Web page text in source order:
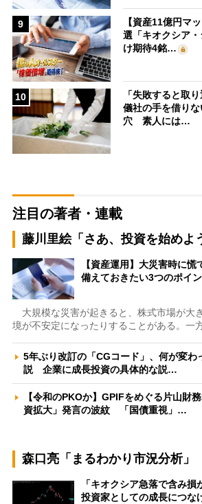
9
【資産11億円マ
選「キオクシア
け期待4銘…
10
「失敗すると取
儀社の手を借り
穴 素人には…
注目の著者・連載
藤川里絵「さあ、投資を始めよ
【資産運用】大災害時に
備えておきたい3つのポイ
大規模な災害が起きると、株式市場が大
境が不安定になったりすることがある。一
5年ぶり改訂の「CGコード」、何が変わ
説 企業に成長投資の具体的な説…
【令和のPKOか】GPIFをめぐる片山財
資拡大」発言の波紋 「国債重視」…
森口亮「まるわかり市況分析」
「キオクシア急落で含み
投資家としての成長につ